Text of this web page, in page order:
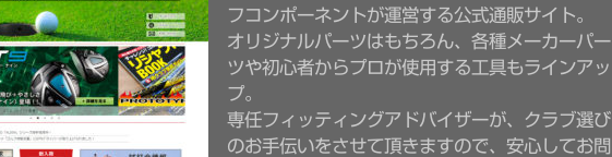
フコンポーネントが運営する公式通販サイト。
オリジナルパーツはもちろん、各種メーカーパー
ツや初心者からプロが使用する工具もラインアッ
プ。
専任フィッティングアドバイザーが、クラブ選び
のお手伝いをさせて頂きますので、安心してお問